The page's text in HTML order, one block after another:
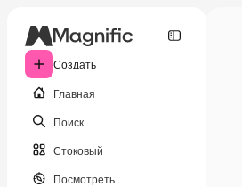
Создать
Главная
Поиск
Стоковый
Посмотреть